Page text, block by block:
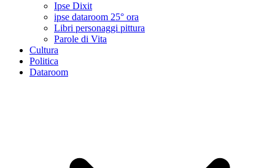
Ipse Dixit
ipse dataroom 25° ora
Libri personaggi pittura
Parole di Vita
Cultura
Politica
Dataroom